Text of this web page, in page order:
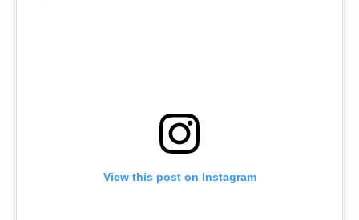
View this post on Instagram